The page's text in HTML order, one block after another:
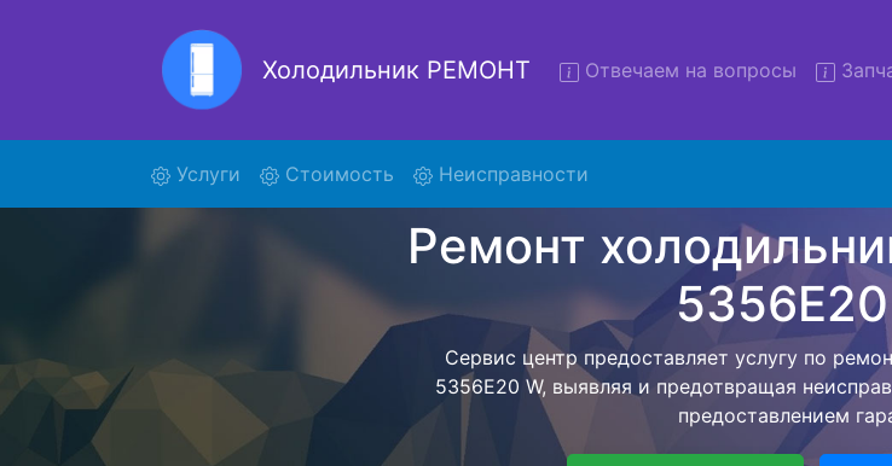
Холодильник РЕМОНТ Отвечаем на вопросы
Услуги (current)Стоимость Неисправности
Ремонт холодильников с вывозом - чтобы
поиски курьерской службы, наш мастер сам
5356E20 W и отвезет в сервисный центр.
5356E20 W осуществляется внутри
предстоит ожидать мастера как закончит с
техника сдается, согласовывается конечная
фиксируется. Перечень бесплатных услуг от
выезд специалиста,